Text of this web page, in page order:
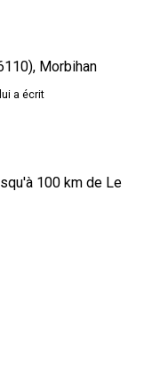
Morbihan
a écrit
100 km de Le